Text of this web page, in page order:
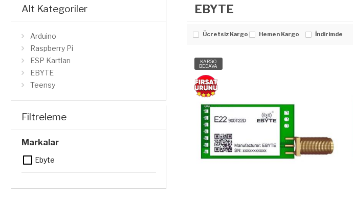
Alt Kategoriler
Arduino
Raspberry Pi
ESP Kartları
EBYTE
Teensy
Filtreleme
Markalar
Ebyte
EBYTE
Ücretsiz Kargo Hemen Kargo İndirimde
KARGO
BEDAVA